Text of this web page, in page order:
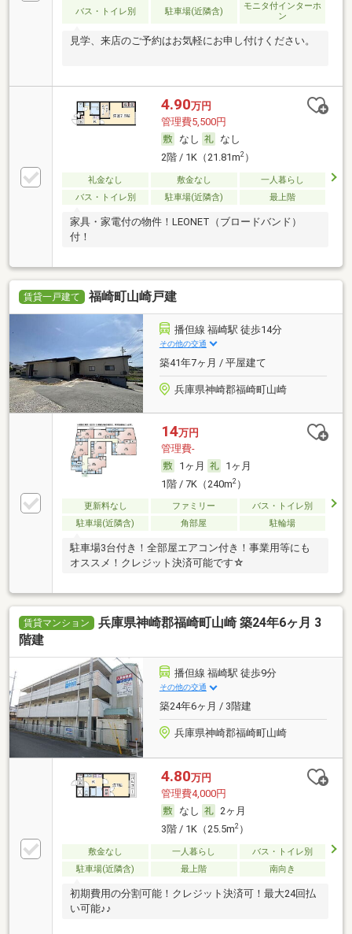
バス・トイレ別 駐車場(近隣含)
モニタ付インターホ
ン
見学、来店のご予約はお気軽にお申し付けください。
4.90万円
管理費5,500円
なし
なし
2階 / 1K（21.81m2）
礼金なし 敷金なし
一人暮らし
バス・トイレ別
駐車場(近隣含) 最上階
家具・家電付の物件！LEONET（ブロードバンド）
付！
賃貸一戸建て 福崎町山崎戸建
播但線 福崎駅 徒歩14分
その他の交通
築41年7ヶ月 / 平屋建て
兵庫県神崎郡福崎町山崎
14万円
管理費-
1ヶ月
1ヶ月
1階 / 7K（240m2）
更新料なし ファミリー
バス・トイレ別
駐車場(近隣含)
角部屋 駐輪場
駐車場3台付き！全部屋エアコン付き！事業用等にも
オススメ！クレジット決済可能です☆
賃貸マンション
兵庫県神崎郡福崎町山崎 築24年6ヶ月 3
階建
播但線 福崎駅 徒歩9分
その他の交通
築24年6ヶ月 / 3階建
兵庫県神崎郡福崎町山崎
4.80万円
管理費4,000円
なし
2ヶ月
3階 / 1K（25.5m2）
敷金なし 一人暮らし
バス・トイレ別
駐車場(近隣含)
最上階 南向き
初期費用の分割可能！クレジット決済可！最大24回払
い可能♪♪